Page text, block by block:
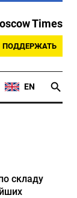
Times
ПОДДЕРЖАТЬ
EN
складу